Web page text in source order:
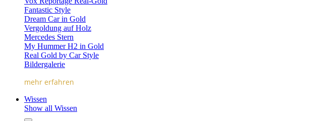
Fantastic Style
Dream Car in Gold
Vergoldung auf Holz
Mercedes Stern
My Hummer H2 in Gold
Real Gold by Car Style
Bildergalerie
mehr erfahren
Wissen
Show all Wissen